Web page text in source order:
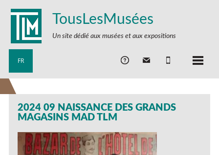
TousLesMusées
Un site dédié aux musées et aux expositions
FR
2024 09 NAISSANCE DES GRANDS
MAGASINS MAD TLM